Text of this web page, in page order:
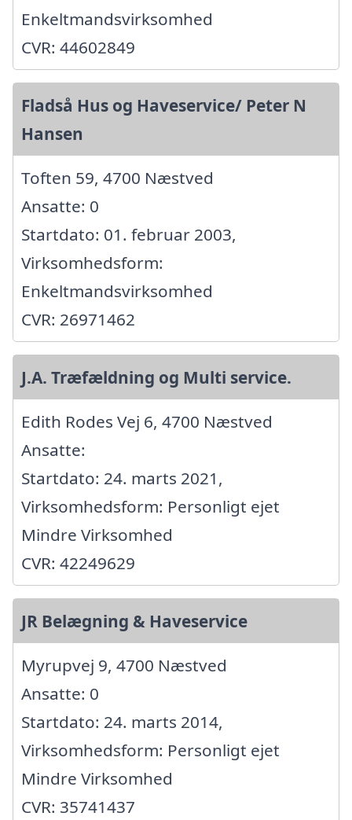
Enkeltmandsvirksomhed
CVR: 44602849
Fladså Hus og Haveservice/ Peter N
Hansen
Toften 59, 4700 Næstved
Ansatte: 0
Startdato: 01. februar 2003,
Virksomhedsform:
Enkeltmandsvirksomhed
CVR: 26971462
J.A. Træfældning og Multi service.
Edith Rodes Vej 6, 4700 Næstved
Ansatte:
Startdato: 24. marts 2021,
Virksomhedsform: Personligt ejet
Mindre Virksomhed
CVR: 42249629
JR Belægning & Haveservice
Myrupvej 9, 4700 Næstved
Ansatte: 0
Startdato: 24. marts 2014,
Virksomhedsform: Personligt ejet
Mindre Virksomhed
CVR: 35741437